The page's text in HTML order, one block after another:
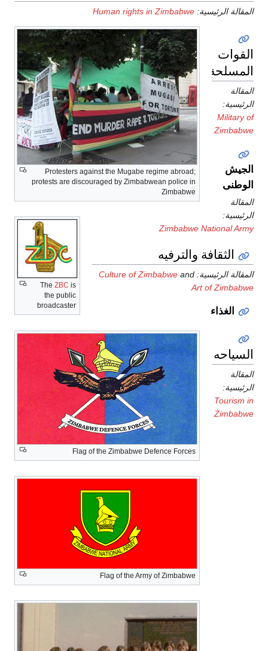
المقالة الرئيسية: Human rights in Zimbabwe
Protesters against the Mugabe regime abroad;
protests are discouraged by Zimbabwean police in
Zimbabwe
The ZBC is
the public
broadcaster
القوات
المسلحة
المقالة
الرئيسية:
Military of
Zimbabwe
Flag of the Zimbabwe Defence Forces
الجيش
الوطنى
المقالة
الرئيسية:
Zimbabwe National Army
Flag of the Army of Zimbabwe
الثقافة والترفيه
المقالة الرئيسية: Culture of Zimbabwe and
Art of Zimbabwe
الغذاء
السياحه
المقالة
الرئيسية:
Tourism in
Zimbabwe